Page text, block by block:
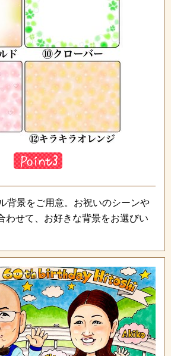
背景をご用意。お祝いのシーンや
わせて、お好きな背景をお選びい